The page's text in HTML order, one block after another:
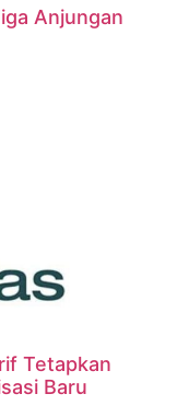
Anjungan
Tetapkan
Baru